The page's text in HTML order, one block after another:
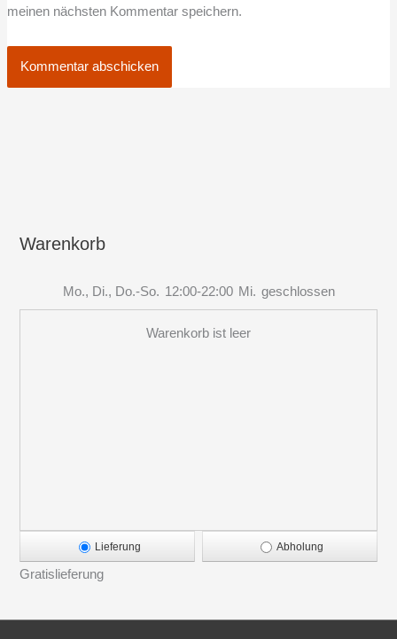
meinen nächsten Kommentar speichern.
Warenkorb
Mo., Di., Do.-So. 12:00-22:00 Mi. geschlossen
Warenkorb ist leer
Lieferung Abholung
Gratislieferung